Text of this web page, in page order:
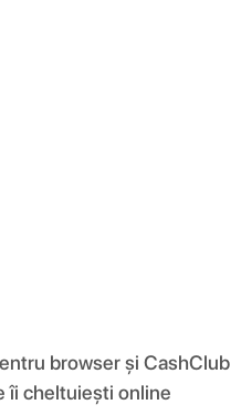
browser și CashClub
îi cheltuiești online